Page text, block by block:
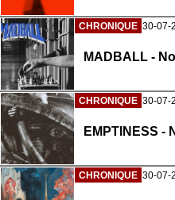
CHRONIQUE 30-07-
MADBALL -
CHRONIQUE 30-07-
EMPTINESS -
CHRONIQUE 30-07-